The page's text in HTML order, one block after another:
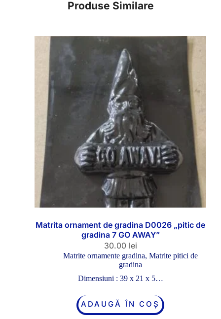
Produse Similare
Matrita ornament de gradina D0026 „pitic de
gradina 7 GO AWAY”
30.00 lei
Matrite ornamente gradina, Matrite pitici de
gradina
Dimensiuni : 39 x 21 x 5…
ADAUGĂ ÎN COȘ